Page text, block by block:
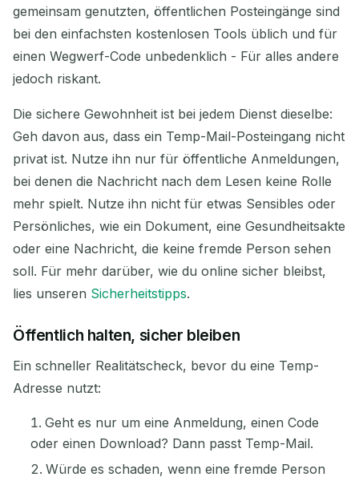
gemeinsam genutzten, öffentlichen Posteingänge sind
bei den einfachsten kostenlosen Tools üblich und für
einen Wegwerf-Code unbedenklich - Für alles andere
jedoch riskant.
Die sichere Gewohnheit ist bei jedem Dienst dieselbe:
Geh davon aus, dass ein Temp-Mail-Posteingang nicht
privat ist. Nutze ihn nur für öffentliche Anmeldungen,
bei denen die Nachricht nach dem Lesen keine Rolle
mehr spielt. Nutze ihn nicht für etwas Sensibles oder
Persönliches, wie ein Dokument, eine Gesundheitsakte
oder eine Nachricht, die keine fremde Person sehen
soll. Für mehr darüber, wie du online sicher bleibst,
lies unseren Sicherheitstipps.
Öffentlich halten, sicher bleiben
Ein schneller Realitätscheck, bevor du eine Temp-
Adresse nutzt:
Geht es nur um eine Anmeldung, einen Code
oder einen Download? Dann passt Temp-Mail.
Würde es schaden, wenn eine fremde Person